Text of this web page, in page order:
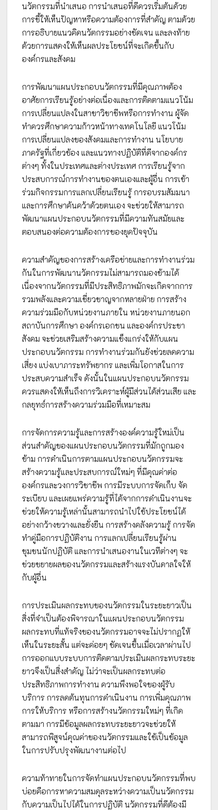
นวัตกรรมที่นำเสนอ การนำเสนอที่ดีควรเริ่มต้นด้วย
การชี้ให้เห็นปัญหาหรือความต้องการที่สำคัญ ตามด้วย
การอธิบายแนวคิดนวัตกรรมอย่างชัดเจน และลงท้าย
ด้วยการแสดงให้เห็นผลประโยชน์ที่จะเกิดขึ้นกับ
องค์กรและสังคม
การพัฒนาแผนประกอบนวัตกรรมที่มีคุณภาพต้อง
อาศัยการเรียนรู้อย่างต่อเนื่องและการติดตามแนวโน้ม
การเปลี่ยนแปลงในสาขาวิชาชีพหรือการทำงาน ผู้จัด
ทำควรศึกษาความก้าวหน้าทางเทคโนโลยี แนวโน้ม
การเปลี่ยนแปลงของสังคมและการทำงาน นโยบาย
ภาครัฐที่เกี่ยวข้อง และแนวทางปฏิบัติที่ดีจากองค์กร
ต่างๆ ทั้งในประเทศและต่างประเทศ การเรียนรู้จาก
ประสบการณ์การทำงานของตนเองและผู้อื่น การเข้า
ร่วมกิจกรรมการแลกเปลี่ยนเรียนรู้ การอบรมสัมมนา
และการศึกษาค้นคว้าด้วยตนเอง จะช่วยให้สามารถ
พัฒนาแผนประกอบนวัตกรรมที่มีความทันสมัยและ
ตอบสนองต่อความต้องการของยุคปัจจุบัน
ความสำคัญของการสร้างเครือข่ายและการทำงานร่วม
กันในการพัฒนานวัตกรรมไม่สามารถมองข้ามได้
เนื่องจากนวัตกรรมที่มีประสิทธิภาพมักจะเกิดจากการ
รวมพลังและความเชี่ยวชาญจากหลายฝ่าย การสร้าง
ความร่วมมือกับหน่วยงานภายใน หน่วยงานภายนอก
สถาบันการศึกษา องค์กรเอกชน และองค์กรประชา
สังคม จะช่วยเสริมสร้างความแข็งแกร่งให้กับแผน
ประกอบนวัตกรรม การทำงานร่วมกันยังช่วยลดความ
เสี่ยง แบ่งเบาภาระทรัพยากร และเพิ่มโอกาสในการ
ประสบความสำเร็จ ดังนั้นในแผนประกอบนวัตกรรม
ควรแสดงให้เห็นถึงการวิเคราะห์ผู้มีส่วนได้ส่วนเสีย และ
กลยุทธ์การสร้างความร่วมมือที่เหมาะสม
การจัดการความรู้และการสร้างองค์ความรู้ใหม่เป็น
ส่วนสำคัญของแผนประกอบนวัตกรรมที่มักถูกมอง
ข้าม การดำเนินการตามแผนประกอบนวัตกรรมจะ
สร้างความรู้และประสบการณ์ใหม่ๆ ที่มีคุณค่าต่อ
องค์กรและวงการวิชาชีพ การมีระบบการจัดเก็บ จัด
ระเบียบ และเผยแพร่ความรู้ที่ได้จากการดำเนินงานจะ
ช่วยให้ความรู้เหล่านั้นสามารถนำไปใช้ประโยชน์ได้
อย่างกว้างขวางและยั่งยืน การสร้างคลังความรู้ การจัด
ทำคู่มือการปฏิบัติงาน การแลกเปลี่ยนเรียนรู้ผ่าน
ชุมชนนักปฏิบัติ และการนำเสนองานในเวทีต่างๆ จะ
ช่วยขยายผลของนวัตกรรมและสร้างแรงบันดาลใจให้
กับผู้อื่น
การประเมินผลกระทบของนวัตกรรมในระยะยาวเป็น
สิ่งที่จำเป็นต้องพิจารณาในแผนประกอบนวัตกรรม
ผลกระทบที่แท้จริงของนวัตกรรมอาจจะไม่ปรากฏให้
เห็นในระยะสั้น แต่จะค่อยๆ ชัดเจนขึ้นเมื่อเวลาผ่านไป
การออกแบบระบบการติดตามประเมินผลกระทบระยะ
ยาวจึงเป็นสิ่งสำคัญ ไม่ว่าจะเป็นผลกระทบต่อ
ประสิทธิภาพการทำงาน ความพึงพอใจของผู้รับ
บริการ การลดต้นทุนการดำเนินงาน การเพิ่มคุณภาพ
การให้บริการ หรือการสร้างนวัตกรรมใหม่ๆ ที่เกิด
ตามมา การมีข้อมูลผลกระทบระยะยาวจะช่วยให้
สามารถพิสูจน์คุณค่าของนวัตกรรมและใช้เป็นข้อมูล
ในการปรับปรุงพัฒนางานต่อไป
ความท้าทายในการจัดทำแผนประกอบนวัตกรรมที่พบ
บ่อยคือการหาความสมดุลระหว่างความเป็นนวัตกรรม
กับความเป็นไปได้ในการปฏิบัติ นวัตกรรมที่ดีต้องมี